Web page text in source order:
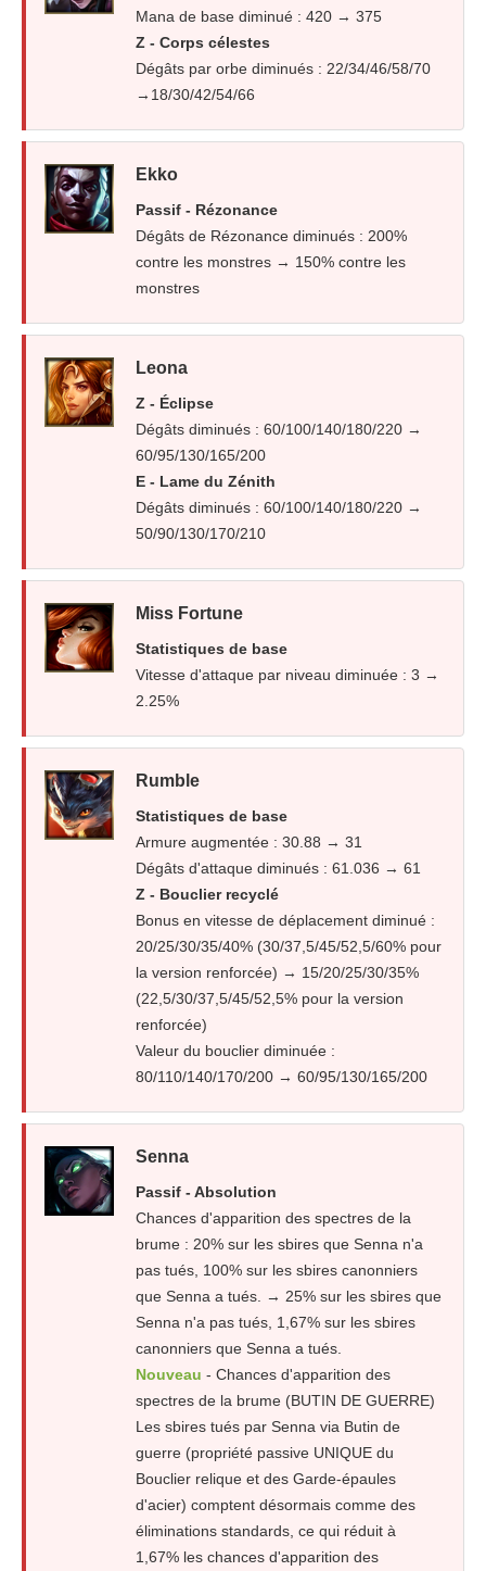
Mana de base diminué : 420 → 375
Z - Corps célestes
Dégâts par orbe diminués : 22/34/46/58/70
→18/30/42/54/66
Ekko
Passif - Rézonance
Dégâts de Rézonance diminués : 200%
contre les monstres → 150% contre les
monstres
Leona
Z - Éclipse
Dégâts diminués : 60/100/140/180/220 →
60/95/130/165/200
E - Lame du Zénith
Dégâts diminués : 60/100/140/180/220 →
50/90/130/170/210
Miss Fortune
Statistiques de base
Vitesse d'attaque par niveau diminuée : 3 →
2.25%
Rumble
Statistiques de base
Armure augmentée : 30.88 → 31
Dégâts d'attaque diminués : 61.036 → 61
Z - Bouclier recyclé
Bonus en vitesse de déplacement diminué :
20/25/30/35/40% (30/37,5/45/52,5/60% pour
la version renforcée) → 15/20/25/30/35%
(22,5/30/37,5/45/52,5% pour la version
renforcée)
Valeur du bouclier diminuée :
80/110/140/170/200 → 60/95/130/165/200
Senna
Passif - Absolution
Chances d'apparition des spectres de la
brume : 20% sur les sbires que Senna n'a
pas tués, 100% sur les sbires canonniers
que Senna a tués. → 25% sur les sbires que
Senna n'a pas tués, 1,67% sur les sbires
canonniers que Senna a tués.
Nouveau - Chances d'apparition des
spectres de la brume (BUTIN DE GUERRE)
Les sbires tués par Senna via Butin de
guerre (propriété passive UNIQUE du
Bouclier relique et des Garde-épaules
d'acier) comptent désormais comme des
éliminations standards, ce qui réduit à
1,67% les chances d'apparition des